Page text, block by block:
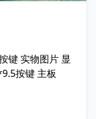
键 实物图片 显
按键 主板